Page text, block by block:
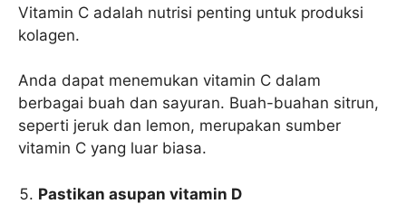
Vitamin C adalah nutrisi penting untuk produksi
kolagen.
Anda dapat menemukan vitamin C dalam
berbagai buah dan sayuran. Buah-buahan sitrun,
seperti jeruk dan lemon, merupakan sumber
vitamin C yang luar biasa.
Pastikan asupan vitamin D